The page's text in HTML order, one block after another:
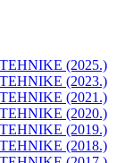
(2025.)
(2023.)
(2021.)
(2020.)
(2019.)
(2018.)